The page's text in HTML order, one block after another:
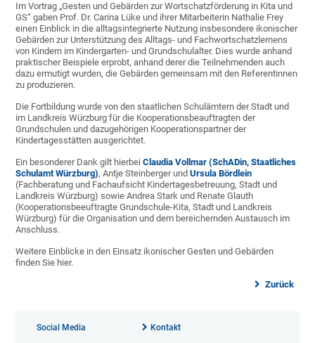
Im Vortrag „Gesten und Gebärden zur Wortschatzförderung in Kita und
GS“ gaben Prof. Dr. Carina Lüke und ihrer Mitarbeiterin Nathalie Frey
einen Einblick in die alltagsintegrierte Nutzung insbesondere ikonischer
Gebärden zur Unterstützung des Alltags- und Fachwortschatzlernens
von Kindern im Kindergarten- und Grundschulalter. Dies wurde anhand
praktischer Beispiele erprobt, anhand derer die Teilnehmenden auch
dazu ermutigt wurden, die Gebärden gemeinsam mit den Referentinnen
zu produzieren.
Die Fortbildung wurde von den staatlichen Schulämtern der Stadt und
im Landkreis Würzburg für die Kooperationsbeauftragten der
Grundschulen und dazugehörigen Kooperationspartner der
Kindertagesstätten ausgerichtet.
Ein besonderer Dank gilt hierbeiClaudia Vollmar (SchADin, Staatliches
Schulamt Würzburg), Antje Steinberger undUrsula Bördlein
(Fachberatung und Fachaufsicht Kindertagesbetreuung, Stadt und
Landkreis Würzburg) sowie Andrea Stark und Renate Glauth
(Kooperationsbeeuftragte Grundschule-Kita, Stadt und Landkreis
Würzburg) für die Organisation und dem bereichernden Austausch im
Anschluss.
Weitere Einblicke in den Einsatz ikonischer Gesten und Gebärden
finden Sie hier.
Zurück
Social Media Kontakt